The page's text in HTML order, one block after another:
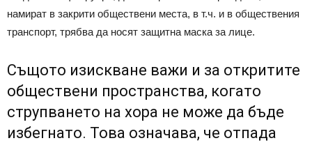
намират в закрити обществени места, в т.ч. и в обществения
транспорт, трябва да носят защитна маска за лице.
Същото изискване важи и за откритите
обществени пространства, когато
струпването на хора не може да бъде
избегнато. Това означава, че отпада